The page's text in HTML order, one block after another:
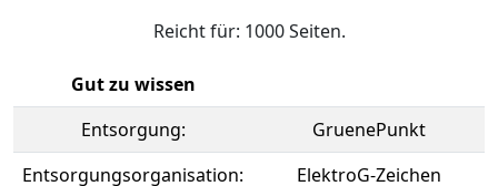
Reicht für: 1000 Seiten.
Gut zu wissen
Entsorgung:
GruenePunkt
Entsorgungsorganisation:
ElektroG-Zeichen